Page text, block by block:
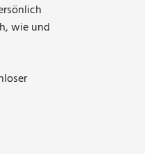
wie und